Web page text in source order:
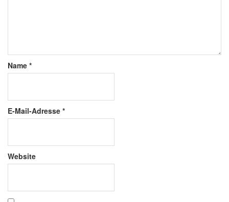
Name *
E-Mail-Adresse *
Website